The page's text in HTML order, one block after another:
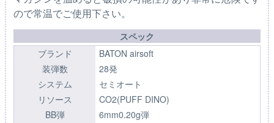
ので常温でご使用下さい。
スペック
ブランド
BATON airsoft
装弾数
28発
システム
セミオート
リソース
CO2(PUFF DINO)
BB弾
6mm0.20g弾